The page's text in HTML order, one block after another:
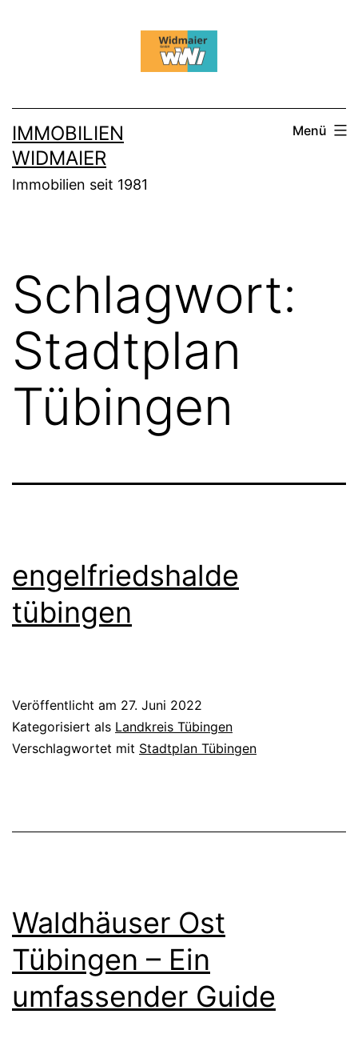
IMMOBILIEN
WIDMAIER
Immobilien seit 1981
Menü
Schlagwort:
Stadtplan
Tübingen
engelfriedshalde
tübingen
Veröffentlicht am 27. Juni 2022
Kategorisiert als Landkreis Tübingen
Verschlagwortet mit Stadtplan Tübingen
Waldhäuser Ost
Tübingen – Ein
umfassender Guide